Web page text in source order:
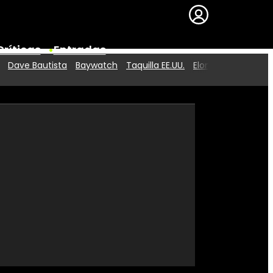
Entradas
Premios
Dave Bautista Baywatch Taquilla EE.UU. Elon Musk